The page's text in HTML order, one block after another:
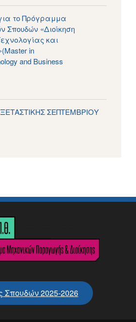
το Πρόγραμμα
Σπουδών «Διοίκηση
και
in
and Business
ΣΕΠΤΕΜΒΡΙΟΥ
Σπουδών 2025-2026